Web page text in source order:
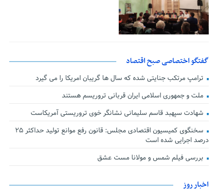
گفتگو اختصاصی صبح اقتصاد
ترامپ مرتکب جنایتی شده که سال ها گریبان امریکا را می گیرد
ملت و جمهوری اسلامی ایران قربانی تروریسم هستند
شهادت سپهبد قاسم سلیمانی نشانگر خوی تروریستی آمریکاست
سخنگوی کمیسیون اقتصادی مجلس: قانون رفع موانع تولید حداکثر ۲۵
درصد اجرایی شده است
بررسی فیلم شمس و مولانا مست عشق
اخبار روز